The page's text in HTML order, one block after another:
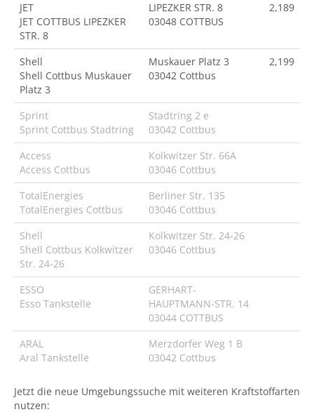
JET
JET COTTBUS LIPEZKER
STR. 8
LIPEZKER STR. 8
03048 COTTBUS
2,189
Shell
Shell Cottbus Muskauer
Platz 3
Muskauer Platz 3
03042 Cottbus
2,199
Sprint
Sprint Cottbus Stadtring
Stadtring 2 e
03042 Cottbus
Access
Access Cottbus
Kolkwitzer Str. 66A
03046 Cottbus
TotalEnergies
TotalEnergies Cottbus
Berliner Str. 135
03046 Cottbus
Shell
Shell Cottbus Kolkwitzer
Str. 24-26
Kolkwitzer Str. 24-26
03046 Cottbus
ESSO
Esso Tankstelle
GERHART-
HAUPTMANN-STR. 14
03044 COTTBUS
ARAL
Aral Tankstelle
Merzdorfer Weg 1 B
03042 Cottbus
Jetzt die neue Umgebungssuche mit weiteren Kraftstoffarten
nutzen: